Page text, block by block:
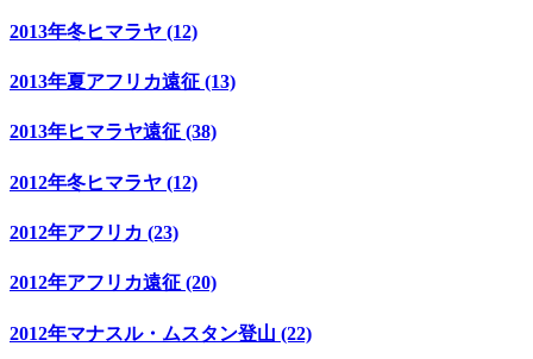
2013年冬ヒマラヤ (12)
2013年夏アフリカ遠征 (13)
2013年ヒマラヤ遠征 (38)
2012年冬ヒマラヤ (12)
2012年アフリカ (23)
2012年アフリカ遠征 (20)
2012年マナスル・ムスタン登山 (22)